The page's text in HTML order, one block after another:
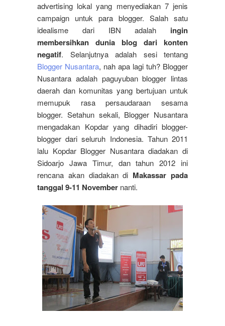
advertising lokal yang menyediakan 7 jenis
campaign untuk para blogger. Salah satu
idealisme dari IBN adalah ingin
membersihkan dunia blog dari konten
negatif. Selanjutnya adalah sesi tentang
Blogger Nusantara, nah apa lagi tuh? Blogger
Nusantara adalah paguyuban blogger lintas
daerah dan komunitas yang bertujuan untuk
memupuk rasa persaudaraan sesama
blogger. Setahun sekali, Blogger Nusantara
mengadakan Kopdar yang dihadiri blogger-
blogger dari seluruh Indonesia. Tahun 2011
lalu Kopdar Blogger Nusantara diadakan di
Sidoarjo Jawa Timur, dan tahun 2012 ini
rencana akan diadakan di Makassar pada
tanggal 9-11 November nanti.